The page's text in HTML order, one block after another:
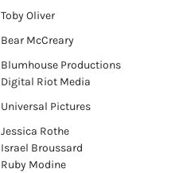
Toby Oliver
Bear McCreary
Blumhouse Productions
Digital Riot Media
Universal Pictures
Jessica Rothe
Israel Broussard
Ruby Modine